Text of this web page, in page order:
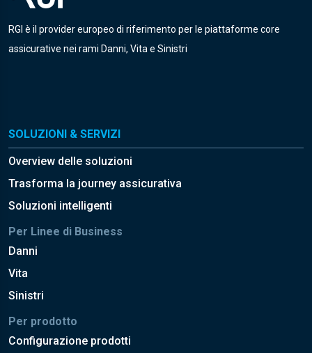
RGI è il provider europeo di riferimento per le piattaforme core
assicurative nei rami Danni, Vita e Sinistri
SOLUZIONI & SERVIZI
Overview delle soluzioni
Trasforma la journey assicurativa
Soluzioni intelligenti
Per Linee di Business
Danni
Vita
Sinistri
Per prodotto
Configurazione prodotti